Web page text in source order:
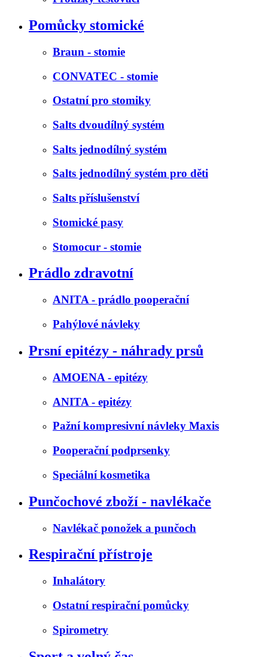
Pomůcky stomické
Braun - stomie
CONVATEC - stomie
Ostatní pro stomiky
Salts dvoudílný systém
Salts jednodílný systém
Salts jednodílný systém pro děti
Salts příslušenství
Stomické pasy
Stomocur - stomie
Prádlo zdravotní
ANITA - prádlo pooperační
Pahýlové návleky
Prsní epitézy - náhrady prsů
AMOENA - epitézy
ANITA - epitézy
Pažní kompresivní návleky Maxis
Pooperační podprsenky
Speciální kosmetika
Punčochové zboží - navlékače
Navlékač ponožek a punčoch
Respirační přístroje
Inhalátory
Ostatní respirační pomůcky
Spirometry